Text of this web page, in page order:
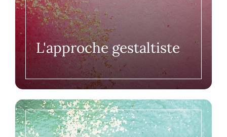
L'approche gestaltiste